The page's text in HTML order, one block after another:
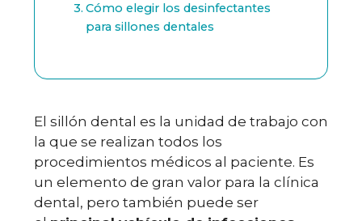
Cómo elegir los desinfectantes
para sillones dentales
El sillón dental es la unidad de trabajo con
la que se realizan todos los
procedimientos médicos al paciente. Es
un elemento de gran valor para la clínica
dental, pero también puede ser